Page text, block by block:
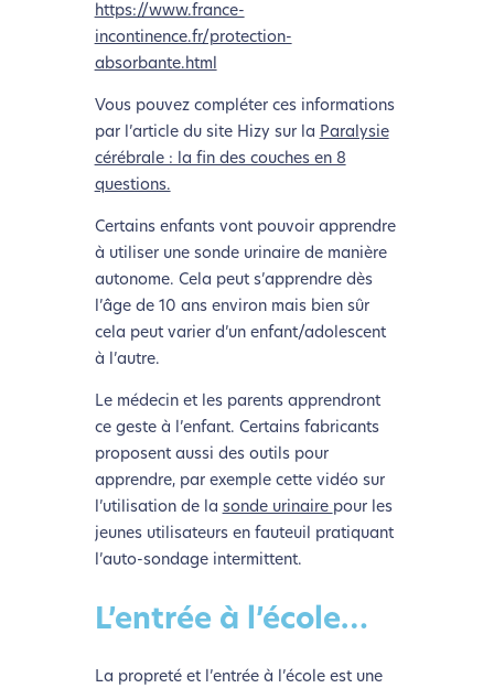
https://www.france-
incontinence.fr/protection-
absorbante.html
Vous pouvez compléter ces informations
par l’article du site Hizy sur la Paralysie
cérébrale : la fin des couches en 8
questions.
Certains enfants vont pouvoir apprendre
à utiliser une sonde urinaire de manière
autonome. Cela peut s’apprendre dès
l’âge de 10 ans environ mais bien sûr
cela peut varier d’un enfant/adolescent
à l’autre.
Le médecin et les parents apprendront
ce geste à l’enfant. Certains fabricants
proposent aussi des outils pour
apprendre, par exemple cette vidéo sur
l’utilisation de la sonde urinaire pour les
jeunes utilisateurs en fauteuil pratiquant
l’auto-sondage intermittent.
L’entrée à l’école…
La propreté et l’entrée à l’école est une